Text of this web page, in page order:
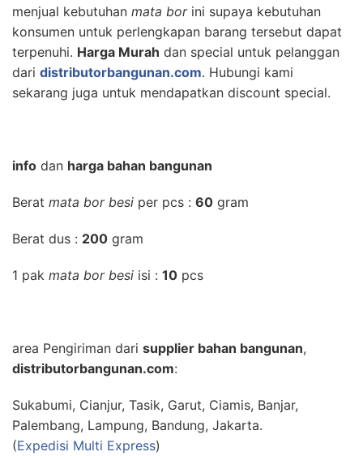
menjual kebutuhan mata bor ini supaya kebutuhan
konsumen untuk perlengkapan barang tersebut dapat
terpenuhi. Harga Murah dan special untuk pelanggan
dari distributorbangunan.com. Hubungi kami
sekarang juga untuk mendapatkan discount special.
info dan harga bahan bangunan
Berat mata bor besi per pcs : 60 gram
Berat dus : 200 gram
1 pak mata bor besi isi : 10 pcs
area Pengiriman dari supplier bahan bangunan,
distributorbangunan.com:
Sukabumi, Cianjur, Tasik, Garut, Ciamis, Banjar,
Palembang, Lampung, Bandung, Jakarta.
(Expedisi Multi Express)